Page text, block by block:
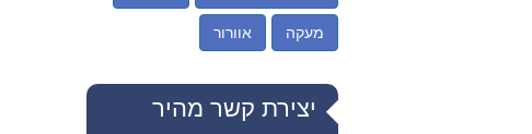
מעקה אוורור
יצירת קשר מהיר